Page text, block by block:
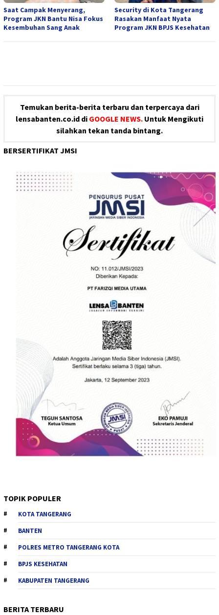
Saat Campak Menyerang,
Program JKN Bantu Nisa Fokus
Kesembuhan Sang Anak
Security di Kota Tangerang
Rasakan Manfaat Nyata
Program JKN BPJS Kesehatan
Temukan berita-berita terbaru dan terpercaya dari
lensabanten.co.id di GOOGLE NEWS. Untuk Mengikuti
silahkan tekan tanda bintang.
BERSERTIFIKAT JMSI
TOPIK POPULER
KOTA TANGERANG
BANTEN
POLRES METRO TANGERANG KOTA
BPJS KESEHATAN
KABUPATEN TANGERANG
BERITA TERBARU